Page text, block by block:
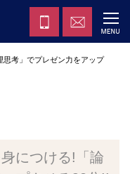
考」でプレゼン力をアップ
につける!「論